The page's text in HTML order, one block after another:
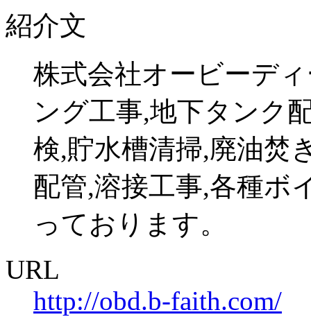
紹介文
株式会社オービーデ
ング工事,地下タンク
検,貯水槽清掃,廃油焚
配管,溶接工事,各種ボ
っております。
URL
http://obd.b-faith.com/